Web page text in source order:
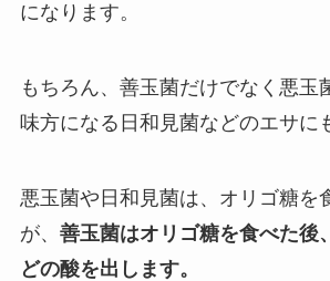
になります。
もちろん、善玉菌だけでなく悪玉
味方になる日和見菌などのエサに
悪玉菌や日和見菌は、オリゴ糖を
が、 善玉菌はオリゴ糖を食べた後
どの酸を出します。